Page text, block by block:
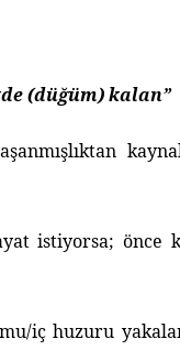
(düğüm) kalan”
istiyorsa; önce
iç huzuru